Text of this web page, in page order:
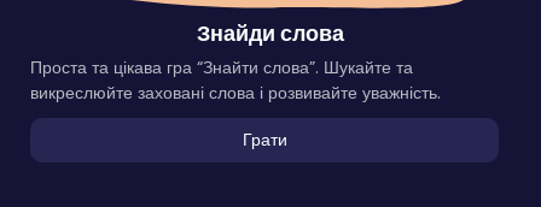
Знайди слова
Проста та цікава гра “Знайти слова”. Шукайте та
викреслюйте заховані слова і розвивайте уважність.
Грати